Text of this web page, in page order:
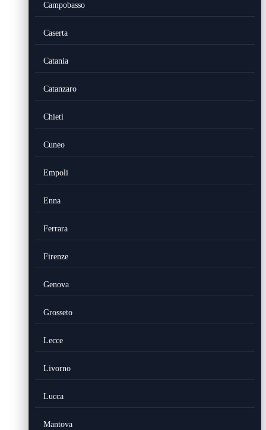
Campobasso
Caserta
Catania
Catanzaro
Chieti
Cuneo
Empoli
Enna
Ferrara
Firenze
Genova
Grosseto
Lecce
Livorno
Lucca
Mantova